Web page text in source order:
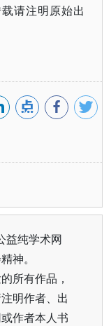
请注明原始出
益纯学术网
神。
所有作品，
明作者、出
作者本人书